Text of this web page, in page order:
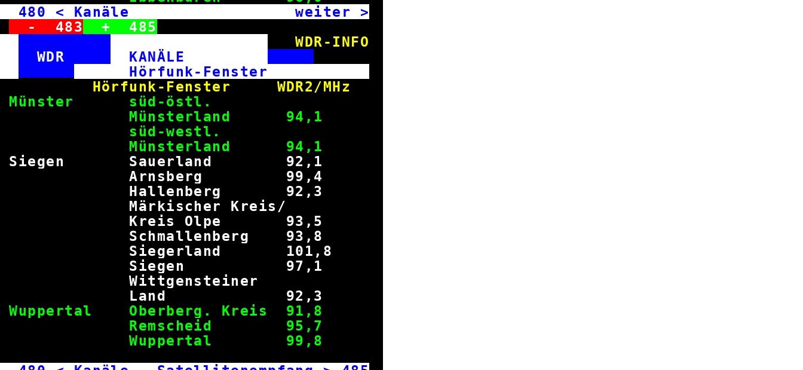
480 < Kanäle weiter >
- 483 + 485
WDR-INFO
WDR
KANÄLE
Hörfunk-Fenster
Hörfunk-Fenster WDR2/MHz
Münster süd-östl.
Münsterland 94,1
süd-westl.
Münsterland 94,1
Siegen Sauerland 92,1
Arnsberg 99,4
Hallenberg 92,3
Märkischer Kreis/
Kreis Olpe 93,5
Schmallenberg 93,8
Siegerland 101 ,8
Siegen 97,1
Wittgensteiner
Land 92,3
Wuppertal Oberberg. Kreis 91,8
Remscheid 95,7
Wuppertal 99,8